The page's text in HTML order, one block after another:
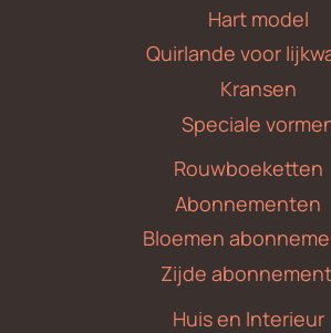
Hart model
Quirlande voor
Kransen
Speciale
Rouwboeketten
Abonnementen
Bloemen
Zijde
Huis en Interieur